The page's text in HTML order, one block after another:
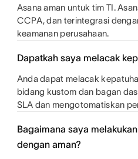
Asana aman untuk tim TI.
CCPA, dan terintegrasi
keamanan perusahaan.
Dapatkah saya melacak
Anda dapat melacak
bidang kustom dan bagan
SLA dan mengotomatiskan
Bagaimana saya
dengan aman?